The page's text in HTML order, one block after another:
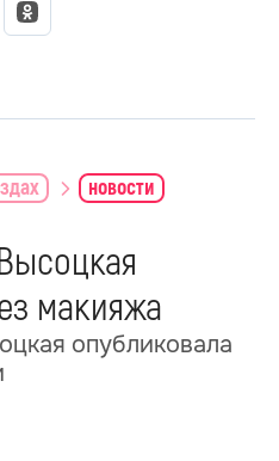
новости
макияжа
опубликовала